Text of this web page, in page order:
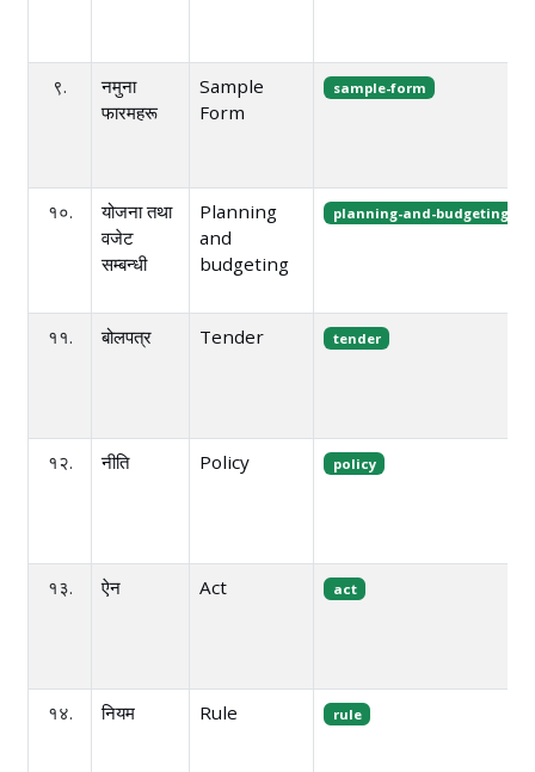
९.
नमुना
फारमहरू
Sample
Form
sample-form
१०.
योजना तथा
वजेट
सम्बन्धी
Planning
and
budgeting
planning-and-budgeting
११. बोलपत्र Tender tender
१२. नीति Policy policy
१३. ऐन Act act
१४. नियम Rule rule